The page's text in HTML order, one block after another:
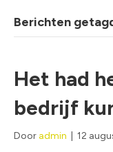
Berichten
Het had
bedrijf
Door admin 12